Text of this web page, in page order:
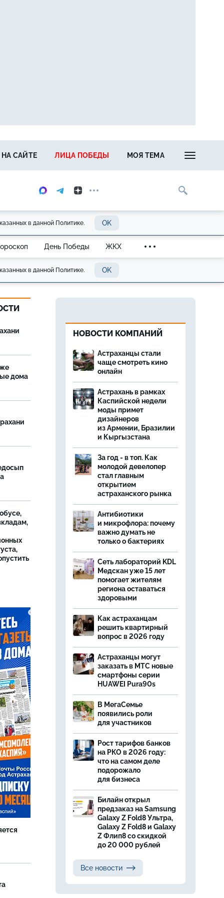
НА САЙТЕ ЛИЦА ПОБЕДЫ МОЯ ТЕМА
в данной Политике. OK
День Победы ЖКХ
в данной Политике. OK
дома
НОВОСТИ КОМПАНИЙ
Астраханцы стали
чаще смотреть кино
онлайн
Астрахань в рамках
Каспийской недели
моды примет
дизайнеров
из Армении, Бразилии
и Кыргызстана
За год - в топ. Как
молодой девелопер
стал главным
открытием
астраханского рынка
Антибиотики
и микрофлора: почему
важно думать не
только о бактериях
Сеть лабораторий KDL
Медскан уже 15 лет
помогает жителям
региона оставаться
здоровыми
Как астраханцам
решить квартирный
вопрос в 2026 году
Астраханцы могут
заказать в МТС новые
смартфоны серии
HUAWEI Pura90s
В МегаСемье
появились роли
для участников
Рост тарифов банков
на РКО в 2026 году:
что на самом деле
подорожало
для бизнеса
Билайн открыл
предзаказ на Samsung
Galaxy Z Fold8 Ультра,
Galaxy Z Fold8 и Galaxy
Z Флип8 со скидкой
до 20 000 рублей
Все новости